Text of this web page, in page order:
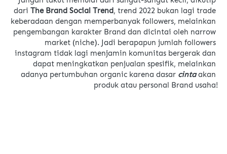
dari The Brand Social Trend, trend 2022 bukan lagi trade
keberadaan dengan memperbanyak followers, melainkan
pengembangan karakter Brand dan dicintai oleh narrow
market (niche). Jadi berapapun jumlah followers
instagram tidak lagi menjamin komunitas bergerak dan
dapat meningkatkan penjualan spesifik, melainkan
adanya pertumbuhan organic karena dasar cinta akan
produk atau personal Brand usaha!